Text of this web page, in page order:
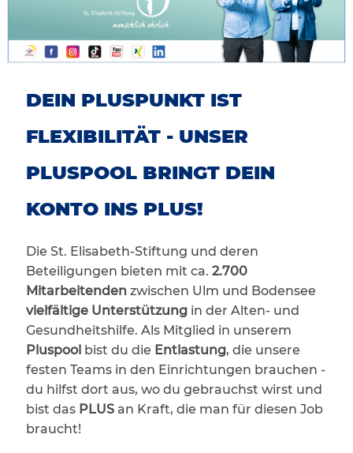
DEIN PLUSPUNKT IST
FLEXIBILITÄT - UNSER
PLUSPOOL BRINGT DEIN
KONTO INS PLUS!
Die St. Elisabeth-Stiftung und deren
Beteiligungen bieten mit ca. 2.700
Mitarbeitendenzwischen Ulm und Bodensee
vielfältige Unterstützungin der Alten- und
Gesundheitshilfe. Als Mitglied in unserem
Pluspool bist du die Entlastung, die unsere
festen Teams in den Einrichtungen brauchen -
du hilfst dort aus, wo du gebrauchst wirst und
bist das PLUS an Kraft, die man für diesen Job
braucht!